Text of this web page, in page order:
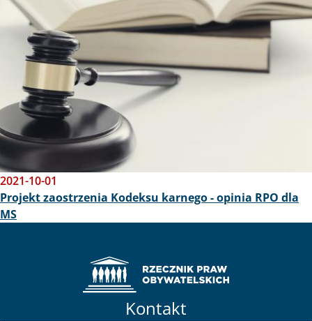
2021-10-01
Projekt zaostrzenia Kodeksu karnego - opinia RPO dla
MS
Kontakt